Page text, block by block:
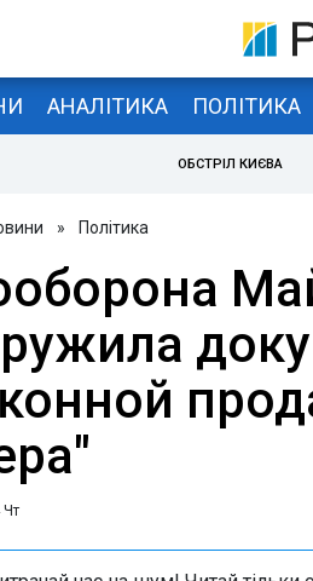
АНАЛІТИКА ПОЛІТИКА
ОБСТРІЛ КИЄВА
» Політика
Чт